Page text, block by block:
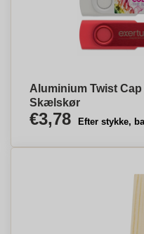
Aluminium Twist
Skælskør
€3,78 Efter stykke,